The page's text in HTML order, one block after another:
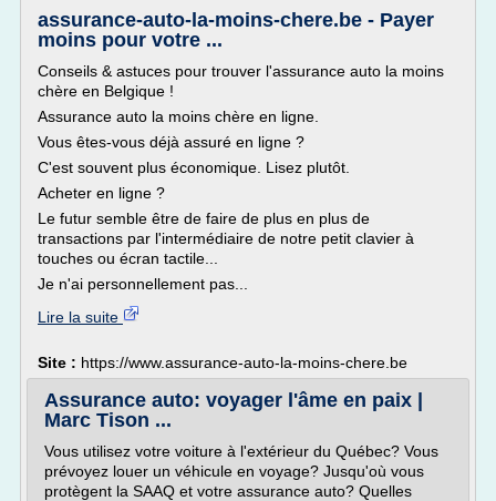
assurance-auto-la-moins-chere.be - Payer
moins pour votre ...
Conseils & astuces pour trouver l'assurance auto la moins
chère en Belgique !
Assurance auto la moins chère en ligne.
Vous êtes-vous déjà assuré en ligne ?
C'est souvent plus économique. Lisez plutôt.
Acheter en ligne ?
Le futur semble être de faire de plus en plus de
transactions par l'intermédiaire de notre petit clavier à
touches ou écran tactile...
Je n'ai personnellement pas...
Lire la suite
Site : https://www.assurance-auto-la-moins-chere.be
Assurance auto: voyager l'âme en paix |
Marc Tison ...
Vous utilisez votre voiture à l'extérieur du Québec? Vous
prévoyez louer un véhicule en voyage? Jusqu'où vous
protègent la SAAQ et votre assurance auto? Quelles